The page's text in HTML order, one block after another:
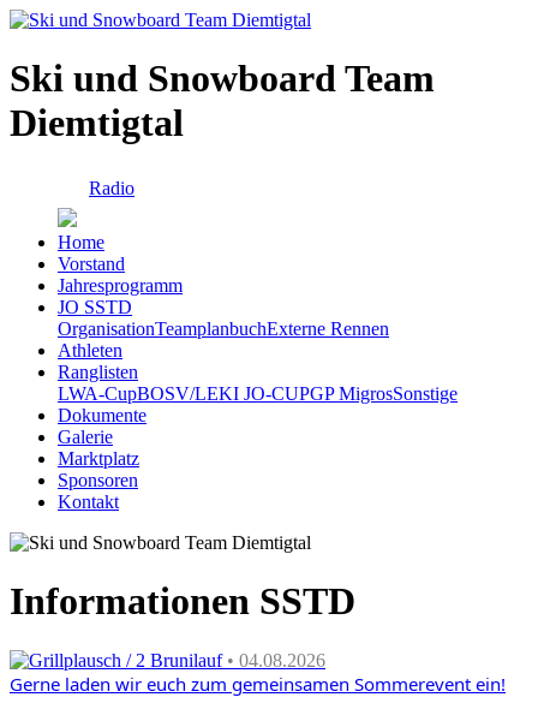
Ski und Snowboard Team
Diemtigtal
Radio
Home
Vorstand
Jahresprogramm
JO SSTD
OrganisationTeamplanbuchExterne Rennen
Athleten
Ranglisten
LWA-CupBOSV/LEKI JO-CUPGP MigrosSonstige
Dokumente
Galerie
Marktplatz
Sponsoren
Kontakt
Informationen SSTD
Grillplausch / 2 Brunilauf• 04.08.2026
Gerne laden wir euch zum gemeinsamen Sommerevent ein!